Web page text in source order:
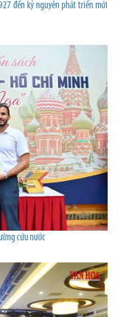
đến kỷ nguyên phát triển mới
cứu nước